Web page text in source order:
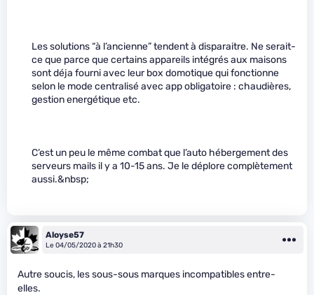
Les solutions “à l’ancienne” tendent à disparaitre. Ne serait-
ce que parce que certains appareils intégrés aux maisons
sont déja fourni avec leur box domotique qui fonctionne
selon le mode centralisé avec app obligatoire : chaudières,
gestion energétique etc.
C’est un peu le même combat que l’auto hébergement des
serveurs mails il y a 10-15 ans. Je le déplore complètement
aussi.&nbsp;
Aloyse57
Le 04/05/2020 à 21h30
Autre soucis, les sous-sous marques incompatibles entre-
elles.